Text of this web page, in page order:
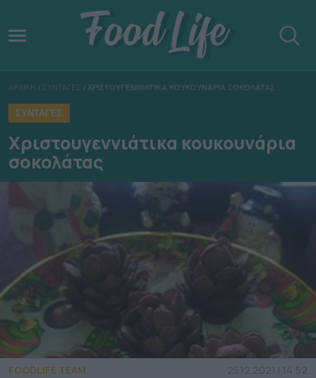
ΑΡΧΙΚΗ / ΣΥΝΤΑΓΕΣ / ΧΡΙΣΤΟΥΓΕΝΝΙΑΤΙΚΑ ΚΟΥΚΟΥΝΑΡΙΑ ΣΟΚΟΛΑΤΑΣ
ΣΥΝΤΑΓΕΣ
Χριστουγεννιάτικα κουκουνάρια
σοκολάτας
FOODLIFE TEAM 25.12.2021 | 14:52